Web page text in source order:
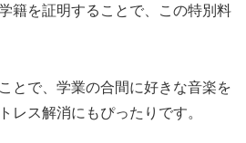
籍を証明することで、この特別料
とで、学業の合間に好きな音楽を
レス解消にもぴったりです。